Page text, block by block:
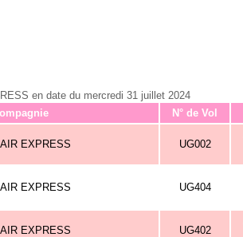
en date du mercredi 31 juillet 2024
N° de Vol
EXPRESS UG002
EXPRESS UG404
EXPRESS UG402